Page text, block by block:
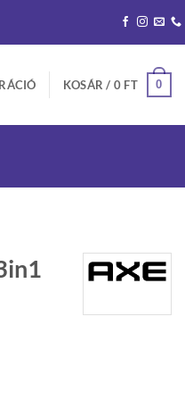
KOSÁR / 0 FT 0